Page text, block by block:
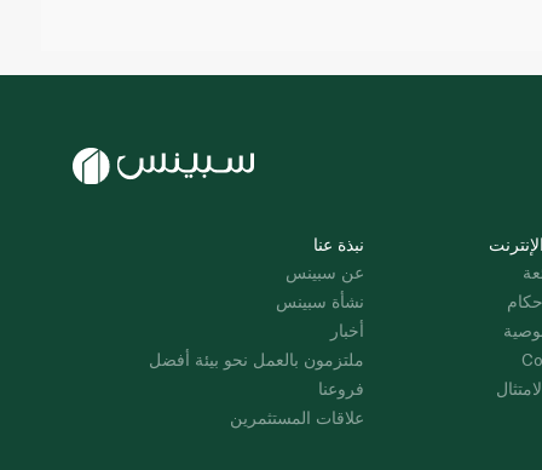
نبذة عنا
عن سبينس
نشأة سبينس
أخبار
ملتزمون بالعمل نحو بيئة أفضل
فروعنا
علاقات المستثمرين